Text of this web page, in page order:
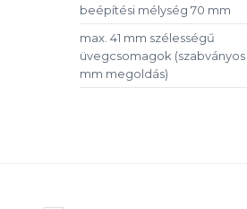
beépítési mélység 70 mm
max. 41 mm szélességű
üvegcsomagok (szabványos
mm megoldás)